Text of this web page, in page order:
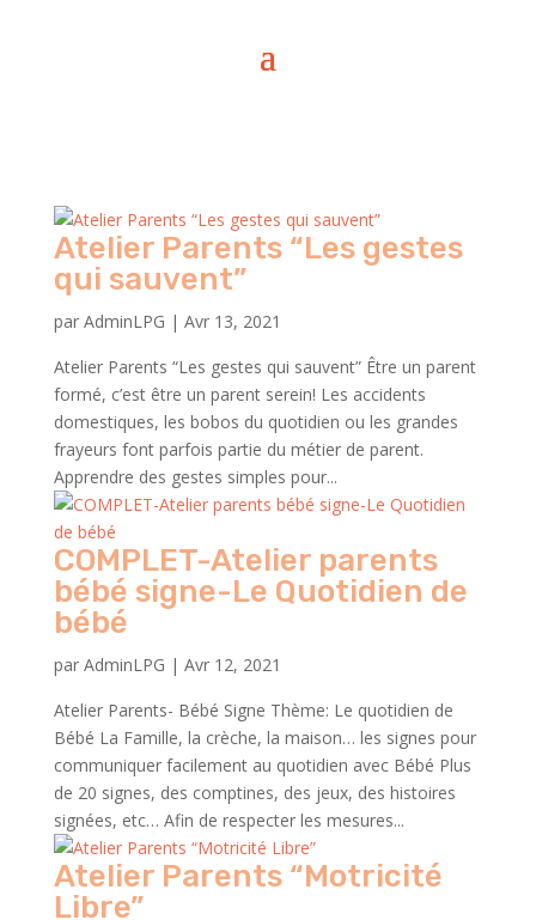
Atelier Parents “Les gestes
qui sauvent”
par AdminLPG | Avr 13, 2021
Atelier Parents “Les gestes qui sauvent” Être un parent
formé, c’est être un parent serein! Les accidents
domestiques, les bobos du quotidien ou les grandes
frayeurs font parfois partie du métier de parent.
Apprendre des gestes simples pour...
COMPLET-Atelier parents
bébé signe-Le Quotidien de
bébé
par AdminLPG | Avr 12, 2021
Atelier Parents- Bébé Signe Thème: Le quotidien de
Bébé La Famille, la crèche, la maison… les signes pour
communiquer facilement au quotidien avec Bébé Plus
de 20 signes, des comptines, des jeux, des histoires
signées, etc… Afin de respecter les mesures...
Atelier Parents “Motricité
Libre”